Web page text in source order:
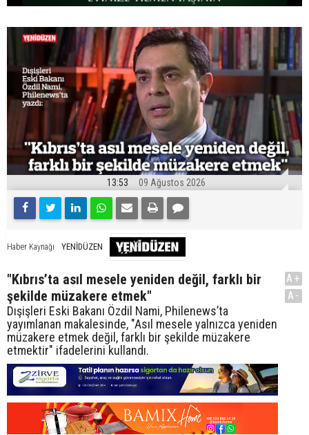
13:53 09 Ağustos 2026
Haber Kaynağı YENİDÜZEN
"Kıbrıs’ta asıl mesele yeniden değil, farklı bir
şekilde müzakere etmek"
Dışişleri Eski Bakanı Özdil Nami, Philenews’ta
yayımlanan makalesinde, "Asıl mesele yalnızca yeniden
müzakere etmek değil, farklı bir şekilde müzakere
etmektir" ifadelerini kullandı.
A+
A-